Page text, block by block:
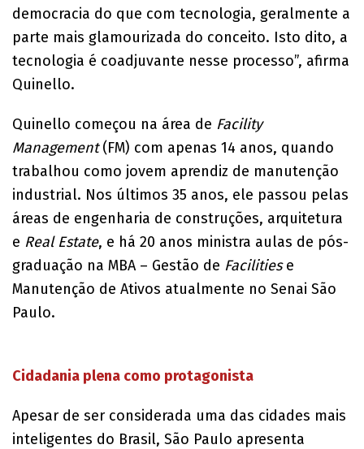
democracia do que com tecnologia, geralmente a
parte mais glamourizada do conceito. Isto dito, a
tecnologia é coadjuvante nesse processo”, afirma
Quinello.
Quinello começou na área de Facility
Management(FM) com apenas 14 anos, quando
trabalhou como jovem aprendiz de manutenção
industrial. Nos últimos 35 anos, ele passou pelas
áreas de engenharia de construções, arquitetura
e Real Estate, e há 20 anos ministra aulas de pós-
graduação na MBA – Gestão de Facilitiese
Manutenção de Ativos atualmente no Senai São
Paulo.
Cidadania plena como protagonista
Apesar de ser considerada uma das cidades mais
inteligentes do Brasil, São Paulo apresenta